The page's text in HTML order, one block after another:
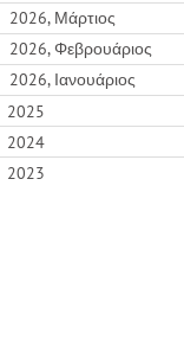
2026, Μάρτιος
2026, Φεβρουάριος
2026, Ιανουάριος
2025
2024
2023